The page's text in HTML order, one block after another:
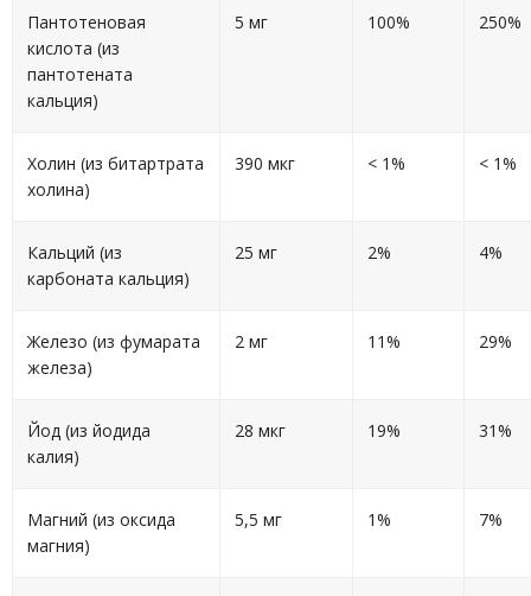
Пантотеновая
кислота (из
пантотената
кальция)
5 мг 100% 250%
Холин (из битартрата
холина)
390 мкг < 1% < 1%
Кальций (из
карбоната кальция)
25 мг 2% 4%
Железо (из фумарата
железа)
2 мг 11% 29%
Йод (из йодида
калия)
28 мкг 19% 31%
Магний (из оксида
магния)
5,5 мг 1% 7%